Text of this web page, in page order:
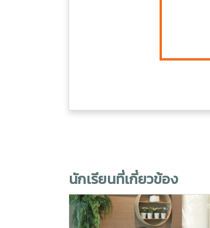
นักเรียนที่เกี่ยวข้อง